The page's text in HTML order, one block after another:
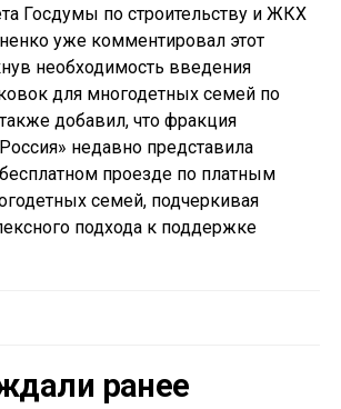
Госдумы по строительству и ЖКХ
уже комментировал этот
необходимость введения
для многодетных семей по
добавил, что фракция
недавно представила
проезде по платным
семей, подчеркивая
подхода к поддержке
ранее